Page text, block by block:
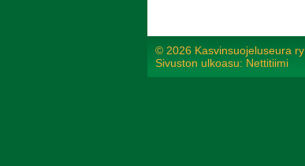
© 2026 Kasvinsuojeluseura ry
Sivuston ulkoasu: Nettitiimi